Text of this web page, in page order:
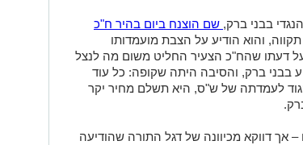
בבני ברק, שם הוצנח ביום בהיר ח"כ
והוא הודיע על הצבת מועמדותו
דעתו שהח"כ הצעיר החליט משום מה לנצל
בבני ברק, והסיבה היתה שקופה: כל עוד
לעמדתה של ש"ס, היא תשלם מחיר יקר
אך דווקא מכיוונה של דגל התורה שהודיעה